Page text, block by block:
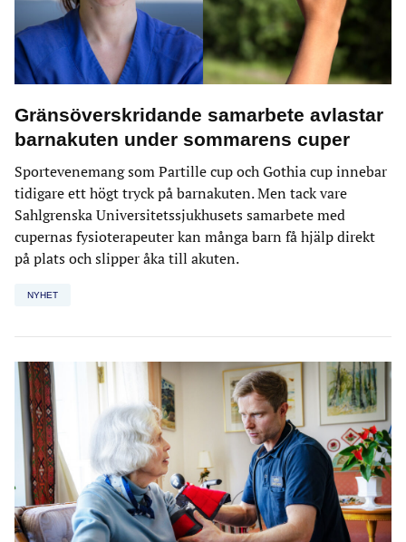
Gränsöverskridande samarbete avlastar
barnakuten under sommarens cuper
Sportevenemang som Partille cup och Gothia cup innebar
tidigare ett högt tryck på barnakuten. Men tack vare
Sahlgrenska Universitetssjukhusets samarbete med
cupernas fysioterapeuter kan många barn få hjälp direkt
på plats och slipper åka till akuten.
NYHET